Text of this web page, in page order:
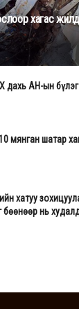
хагас
дахь АН-ын
мянган шатар
хатуу
бөөнөөр нь